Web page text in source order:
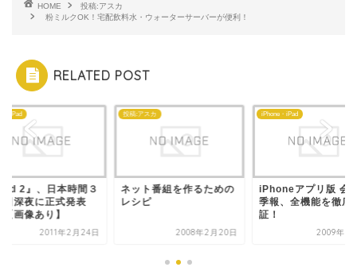
HOME
投稿:アスカ
粉ミルクOK！宅配飲料水・ウォーターサーバーが便利！
RELATED POST
・iPad
2』、日本時間３
日深夜に正式発表
【画像あり】
2011年2月24日
投稿:アスカ
ネット番組を作るための
レシピ
2008年2月20日
iPhone・iPad
iPhoneアプリ版 会
季報、全機能を徹底
証！
2009年9